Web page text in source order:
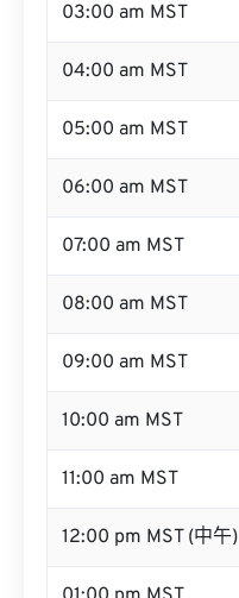
03:00 am MST
04:00 am MST
05:00 am MST
06:00 am MST
07:00 am MST
08:00 am MST
09:00 am MST
10:00 am MST
11:00 am MST
12:00 pm MST (中午)